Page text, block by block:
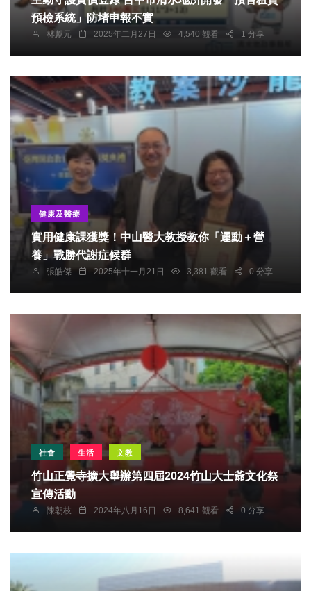
預檢系統」防堵申報不實
林獻元 2025年二月27日 4,540 觀看 1 分享
健康及醫療
實用健康課獲獎！中山醫大教授教你「運動＋營
養」戰勝代謝症候群
張皓傑 2025年十一月21日 3,381 觀看 0 分享
社會 生活 文教
竹山正覺寺擴大舉辦第四屆2024竹山大士爺文化祭
宣傳活動
陳朝枝 2024年八月16日 8,641 觀看 0 分享